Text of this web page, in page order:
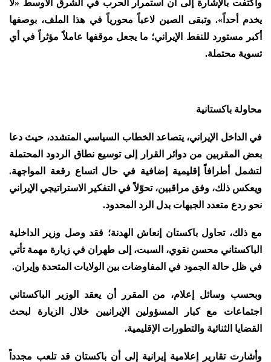
واكتفت بالإشارة إلى أن استمرار الحرب في الشرق الأوسط «لا
يخدم أحداً». وتبقى الصين لاعباً محورياً في هذا الملف، بوصفها
أكبر مستورد للنفط الإيراني؛ ما يجعل موقفها عاملاً مؤثراً في أي
تسوية محتملة.
محاولة باكستانية
في الداخل الإيراني، يتصاعد الخطاب السياسي المتشدد، حيث دعا
بعض المقربين من دوائر القرار إلى توسيع نطاق الردود المحتملة
لتشمل أطرافاً إقليمية إضافية في حال اتساع رقعة المواجهة.
ويعكس ذلك، وفق مراقبين، تحوّلاً في التفكير الاستراتيجي الإيراني
نحو ردع متعدد الجبهات بدل الرد المحدود.
مع ذلك، تحاول باكستان إنعاش الهدنة؛ فقد وصل وزير الداخلية
الباكستاني محسن نقوي، السبت، إلى طهران في زيارة مهمة تأتي
في ظل حالة الجمود في المفاوضات بين الولايات المتحدة وإيران.
وبحسب وسائل إعلام، من المقرر أن يعقد الوزير الباكستاني
اجتماعات مع كبار المسؤولين الإيرانيين خلال الزيارة لبحث
القضايا الثنائية والتطورات الإقليمية.
وأشارت تقارير إعلامية إيرانية إلى أن باكستان قد تلعب مجدداً